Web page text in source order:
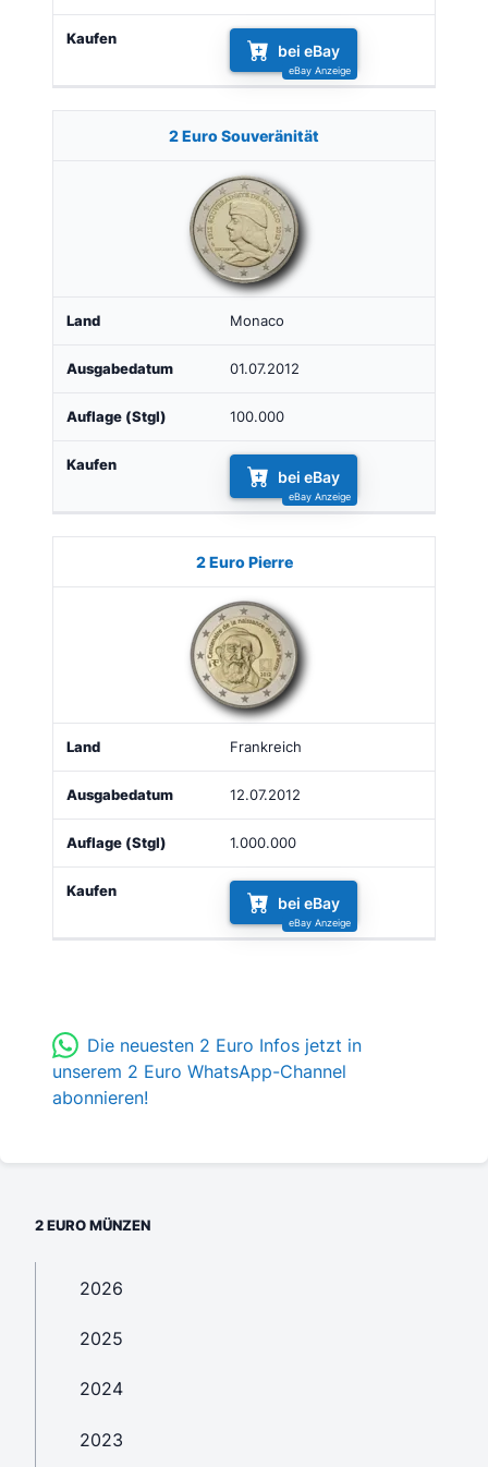
bei eBay
2 Euro Souveränität
Monaco
01.07.2012
100.000
bei eBay
2 Euro Pierre
Frankreich
12.07.2012
1.000.000
bei eBay
Die neuesten 2 Euro Infos jetzt in
unserem 2 Euro WhatsApp-Channel
abonnieren!
2 EURO MÜNZEN
2026
2025
2024
2023